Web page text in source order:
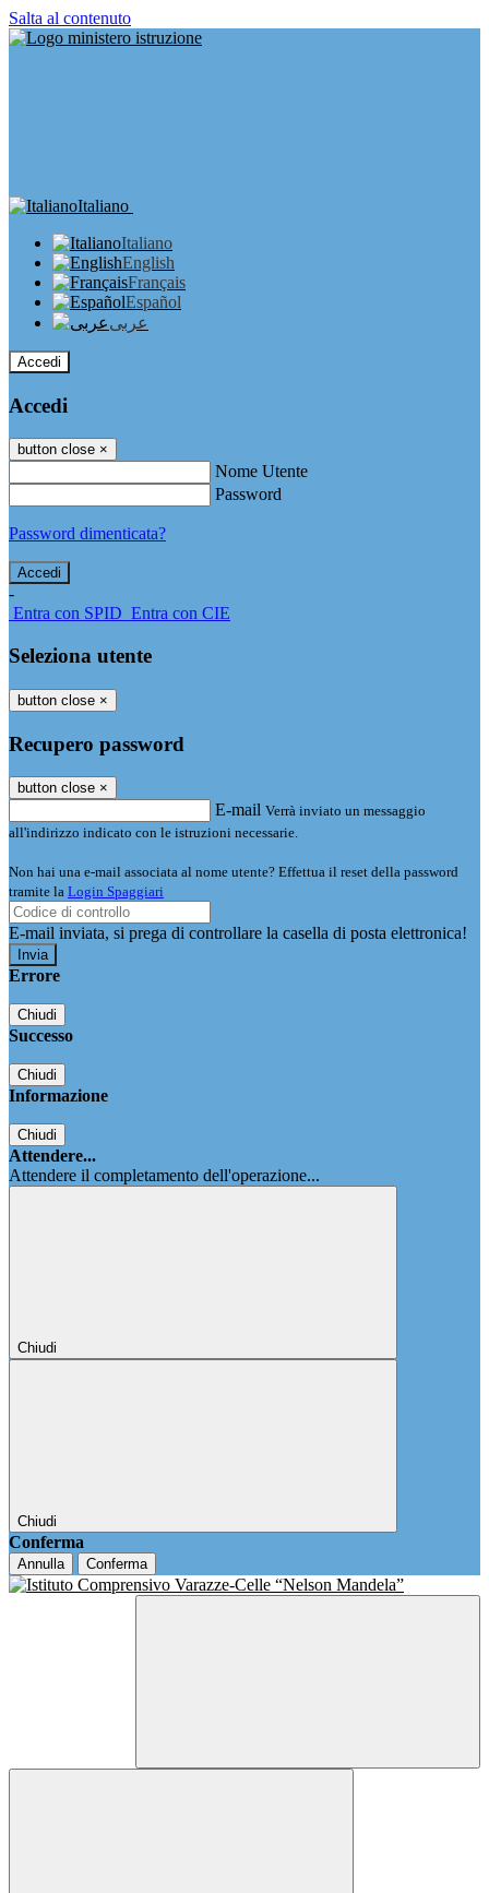
Salta al contenuto
Italiano
Italiano
English
Français
Español
عربى
Accedi
Accedi
button close ×
Nome Utente
Password
Password dimenticata?
-
Entra con SPID Entra con CIE
Seleziona utente
button close ×
Recupero password
button close ×
E-mail Verrà inviato un messaggio
all'indirizzo indicato con le istruzioni necessarie.
Non hai una e-mail associata al nome utente? Effettua il reset della password
tramite la Login Spaggiari
E-mail inviata, si prega di controllare la casella di posta elettronica!
Errore
Chiudi
Successo
Chiudi
Informazione
Chiudi
Attendere...
Attendere il completamento dell'operazione...
Chiudi
Chiudi
Conferma
Annulla Conferma